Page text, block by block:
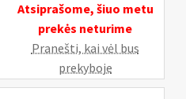
Atsiprašome, šiuo metu
prekės neturime
Pranešti, kai vėl bus
prekyboje